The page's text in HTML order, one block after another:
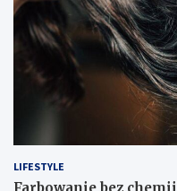
LIFESTYLE